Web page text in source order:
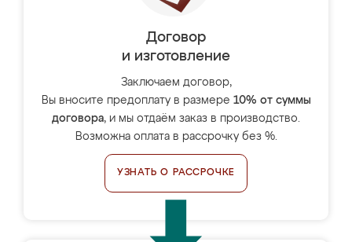
Договор
и изготовление
Заключаем договор,
Вы вносите предоплату в размере 10% от суммы
договора, и мы отдаём заказ в производство.
Возможна оплата в рассрочку без %.
УЗНАТЬ О РАССРОЧКЕ